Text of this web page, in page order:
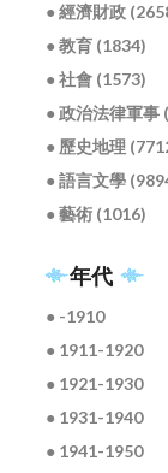
● 經濟財政
● 教育 (1834)
● 社會 (1573)
● 政治法律軍事
● 歷史地理
● 語言文學
● 藝術 (1016)
年代
● -1910
● 1911-1920
● 1921-1930
● 1931-1940
● 1941-1950